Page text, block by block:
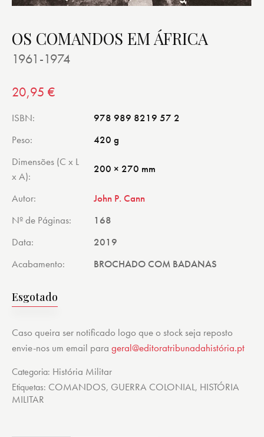
OS COMANDOS EM ÁFRICA
1961-1974
20,95 €
ISBN
978 989 8219 57 2
Peso
420 g
Dimensões (C x L
x A)
200 × 270 mm
Autor
John P. Cann
Nº de Páginas
168
Data
2019
Acabamento
BROCHADO COM BADANAS
Esgotado
Caso queira ser notificado logo que o stock seja reposto
envie-nos um email para geral@editoratribunadahistória.pt
Categoria: História Militar
Etiquetas: COMANDOS, GUERRA COLONIAL, HISTÓRIA
MILITAR